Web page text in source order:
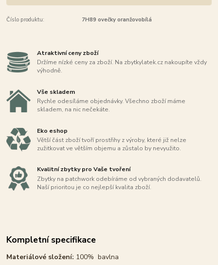
Číslo produktu: 7H89 ovečky oranžovobílá
Atraktivní ceny zboží
Držíme nízké ceny za zboží. Na zbytkylatek.cz nakoupíte vždy
výhodně.
Vše skladem
Rychle odesíláme objednávky. Všechno zboží máme
skladem, na nic nečekáte.
Eko eshop
Větší část zboží tvoří prostřihy z výroby, které již nelze
zužitkovat ve větším objemu a zůstalo by nevyužito.
Kvalitní zbytky pro Vaše tvoření
Zbytky na patchwork odebíráme od vybraných dodavatelů.
Naší prioritou je co nejlepší kvalita zboží.
Kompletní specifikace
Materiálové složení: 100% bavlna